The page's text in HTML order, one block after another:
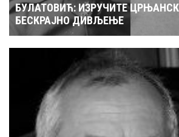
БУЛАТОВИЋ: ИЗРУЧИТЕ
БЕСКРАЈНО ДИВЉЕЊЕ